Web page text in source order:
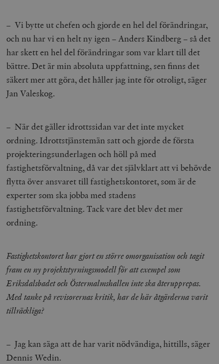
– Vi bytte ut chefen och gjorde en hel del förändringar,
och nu har vi en helt ny igen – Anders Kindberg – så det
har skett en hel del förändringar som var klart till det
bättre. Det är min absoluta uppfattning, sen finns det
säkert mer att göra, det håller jag inte för otroligt, säger
Jan Valeskog.
– När det gäller idrottssidan var det inte mycket
ordning. Idrottstjänstemän satt och gjorde de första
projekteringsunderlagen och höll på med
fastighetsförvaltning, då var det självklart att vi behövde
flytta över ansvaret till fastighetskontoret, som är de
experter som ska jobba med stadens
fastighetsförvaltning. Tack vare det blev det mer
ordning.
Fastighetskontoret har gjort en större omorganisation och tagit
fram en ny projektstyrningsmodell för att exempel som
Eriksdalsbadet och Östermalmshallen inte ska återupprepas.
Med tanke på revisorernas kritik, har de här åtgärderna varit
tillräckliga?
– Jag kan säga att de har varit nödvändiga, hittills, säger
Dennis Wedin.